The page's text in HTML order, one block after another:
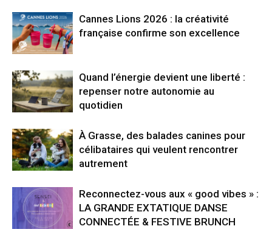
Cannes Lions 2026 : la créativité
française confirme son excellence
Quand l’énergie devient une liberté :
repenser notre autonomie au
quotidien
À Grasse, des balades canines pour
célibataires qui veulent rencontrer
autrement
Reconnectez-vous aux « good vibes » :
LA GRANDE EXTATIQUE DANSE
CONNECTÉE & FESTIVE BRUNCH